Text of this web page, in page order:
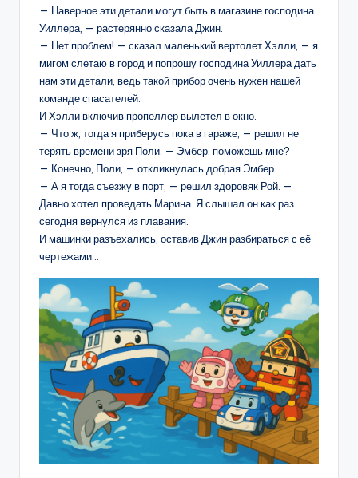
— Наверное эти детали могут быть в магазине господина
Уиллера, — растерянно сказала Джин.
— Нет проблем! — сказал маленький вертолет Хэлли, — я
мигом слетаю в город и попрошу господина Уиллера дать
нам эти детали, ведь такой прибор очень нужен нашей
команде спасателей.
И Хэлли включив пропеллер вылетел в окно.
— Что ж, тогда я приберусь пока в гараже, — решил не
терять времени зря Поли. — Эмбер, поможешь мне?
— Конечно, Поли, — откликнулась добрая Эмбер.
— А я тогда съезжу в порт, — решил здоровяк Рой. —
Давно хотел проведать Марина. Я слышал он как раз
сегодня вернулся из плавания.
И машинки разъехались, оставив Джин разбираться с её
чертежами…